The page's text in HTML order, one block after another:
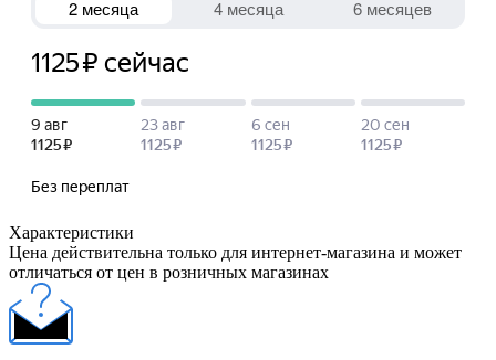
Характеристики
Цена действительна только для интернет-магазина и может
отличаться от цен в розничных магазинах